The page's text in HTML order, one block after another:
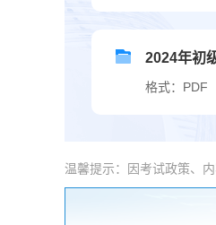
2024年初
格式：PDF
温馨提示：因考试政策、